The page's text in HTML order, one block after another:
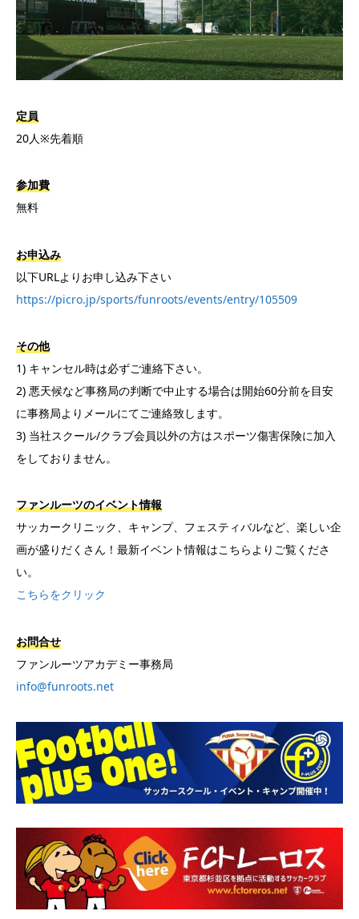
定員
20人※先着順
参加費
無料
お申込み
以下URLよりお申し込み下さい
https://picro.jp/sports/funroots/events/entry/105509
その他
1) キャンセル時は必ずご連絡下さい。
2) 悪天候など事務局の判断で中止する場合は開始60分前を目安
に事務局よりメールにてご連絡致します。
3) 当社スクール/クラブ会員以外の方はスポーツ傷害保険に加入
をしておりません。
ファンルーツのイベント情報
サッカークリニック、キャンプ、フェスティバルなど、楽しい企
画が盛りだくさん！最新イベント情報はこちらよりご覧くださ
い。
こちらをクリック
お問合せ
ファンルーツアカデミー事務局
info@funroots.net